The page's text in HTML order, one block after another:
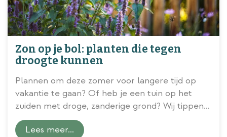
Zon op je bol: planten die tegen
droogte kunnen
Plannen om deze zomer voor langere tijd op
vakantie te gaan? Of heb je een tuin op het
zuiden met droge, zanderige grond? Wij tippen
planten die tegen
droge) omstandigheden kunnen!
Lees meer...